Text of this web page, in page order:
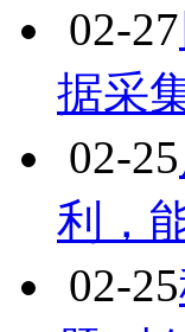
02-27
据采
02-25
利，
02-25